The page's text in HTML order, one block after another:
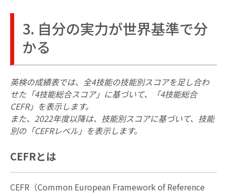
3. 自分の実力が世界基準で分
かる
英検の成績表では、全4技能の技能別スコアを足し合わ
せた「4技能総合スコア」に基づいて、「4技能総合
CEFR」を表示します。
また、2022年度以降は、技能別スコアに基づいて、技能
別の「CEFRレベル」を表示します。
CEFRとは
CEFR（Common European Framework of Reference